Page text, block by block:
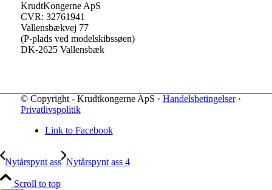
KrudtKongerne ApS
CVR: 32761941
Vallensbækvej 77
(P-plads ved modelskibssøen)
DK-2625 Vallensbæk
© Copyright - Krudtkongerne ApS · Handelsbetingelser·
Privatlivspolitik
Link to Facebook
Nytårspynt ass Nytårspynt ass 4
Scroll to top